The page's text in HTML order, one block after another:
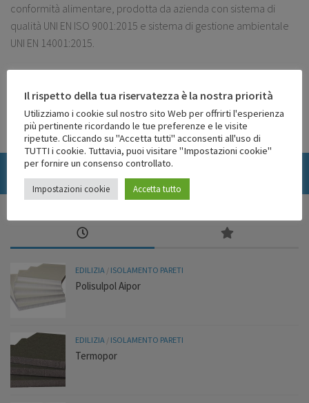
conformità alimentare, prodotta da azienda con sistema di
qualità UNI EN ISO 9001:2015 e sistema di gestione ambientale
UNI EN 14001:2015.
Pagina 1 di 1
1
SEGUICI:
EDILIZIA / ISOLAMENTO PARETI
Polisulpol Aipor
EDILIZIA / ISOLAMENTO PARETI
Termopor
Il rispetto della tua riservatezza è la nostra priorità
Utilizziamo i cookie sul nostro sito Web per offrirti l'esperienza
più pertinente ricordando le tue preferenze e le visite
ripetute. Cliccando su "Accetta tutti" acconsenti all'uso di
TUTTI i cookie. Tuttavia, puoi visitare "Impostazioni cookie"
per fornire un consenso controllato.
Impostazioni cookie Accetta tutto